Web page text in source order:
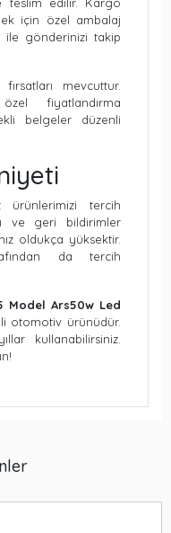
için özel ambalaj
ile gönderinizi takip
mevcuttur.
fiyatlandırma
belgeler düzenli
ürünlerimizi tercih
ve geri bildirimler
oldukça yüksektir.
da tercih
Model Ars50w Led
otomotiv ürünüdür.
kullanabilirsiniz.